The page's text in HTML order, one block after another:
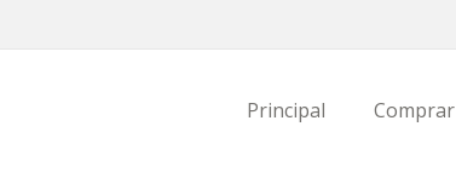
Principal Comprar